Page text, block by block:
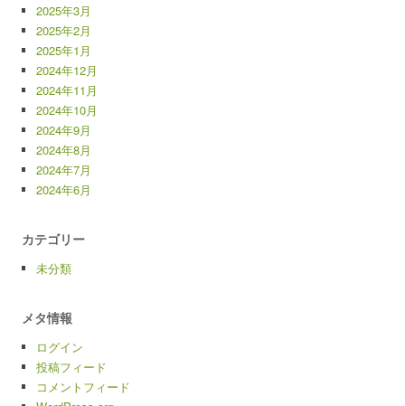
2025年3月
2025年2月
2025年1月
2024年12月
2024年11月
2024年10月
2024年9月
2024年8月
2024年7月
2024年6月
カテゴリー
未分類
メタ情報
ログイン
投稿フィード
コメントフィード